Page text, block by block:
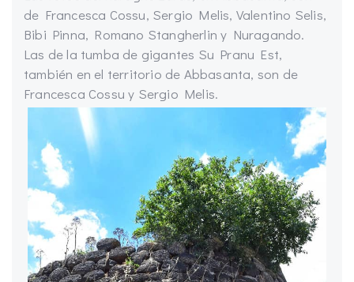
de Francesca Cossu, Sergio Melis, Valentino Selis,
Bibi Pinna, Romano Stangherlin y Nuragando.
Las de la tumba de gigantes Su Pranu Est,
también en el territorio de Abbasanta, son de
Francesca Cossu y Sergio Melis.